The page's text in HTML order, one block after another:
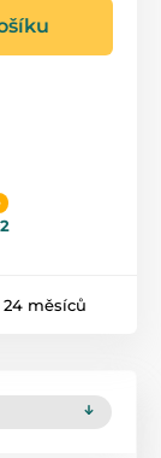
24 měsíců